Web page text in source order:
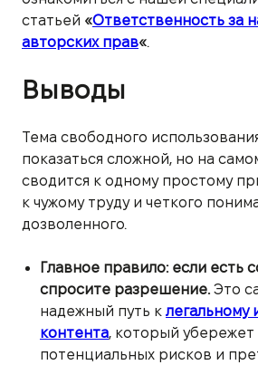
статьей «Ответственность за
авторских прав«.
Выводы
Тема свободного
показаться сложной, но на
сводится к одному простому
к чужому труду и четкого
дозволенного.
Главное правило: если есть
спросите разрешение. Это
надежный путь к легальному
контента, который
потенциальных рисков и